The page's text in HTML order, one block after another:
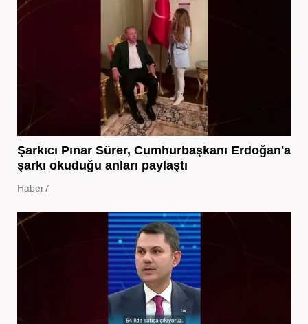
Şarkıcı Pınar Sürer, Cumhurbaşkanı Erdoğan'a
şarkı okuduğu anları paylaştı
Haber7